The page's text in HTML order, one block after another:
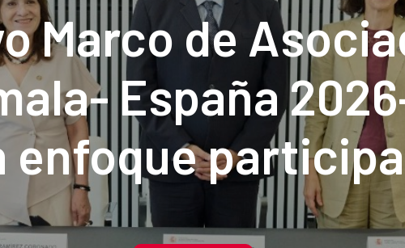
Marco de
España
enfoque
inclusivo